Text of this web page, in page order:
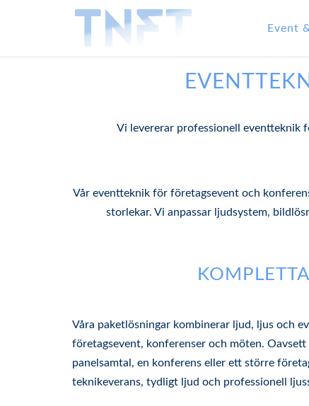
Event
Vi levererar professionell eventteknik
Vår eventteknik för företagsevent och
storlekar. Vi anpassar ljudsystem,
Våra paketlösningar kombinerar ljud, ljus och
företagsevent, konferenser och möten.
panelsamtal, en konferens eller ett större
teknikeverans, tydligt ljud och professionell